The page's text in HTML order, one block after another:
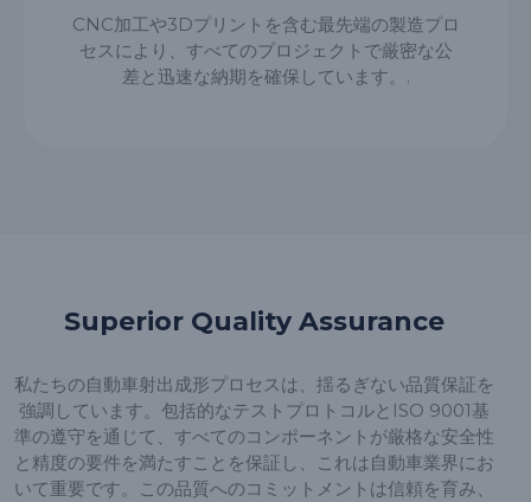
CNC加工や3Dプリントを含む最先端の製造プロ
セスにより、すべてのプロジェクトで厳密な公
差と迅速な納期を確保しています。.
Superior Quality Assurance
私たちの自動車射出成形プロセスは、揺るぎない品質保証を
強調しています。包括的なテストプロトコルとISO 9001基
準の遵守を通じて、すべてのコンポーネントが厳格な安全性
と精度の要件を満たすことを保証し、これは自動車業界にお
いて重要です。この品質へのコミットメントは信頼を育み、